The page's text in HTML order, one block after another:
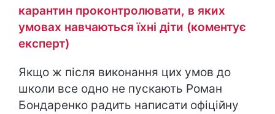
карантин проконтролювати, в яких
умовах навчаються їхні діти (коментує
експерт)
Якщо ж після виконання цих умов до
школи все одно не пускають Роман
Бондаренко радить написати офіційну